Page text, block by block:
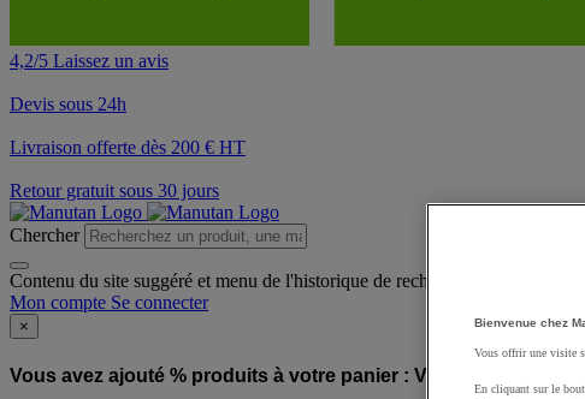
4,2/5 Laissez un avis
Devis sous 24h
Livraison offerte dès 200 € HT
Retour gratuit sous 30 jours
Chercher
Contenu du site suggéré et menu de l'historique de recherche
Mon compte Se connecter
×
Vous avez ajouté % produits à votre panier : Vous avez ajouté
Bienvenue chez
Vous offrir une visite
En cliquant sur le